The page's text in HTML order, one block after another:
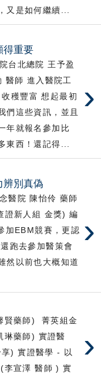
又是如何繼續...
得重要
›
台北總院 王予盈
醫師 進入醫院工
穫豐富 想起最初
們這些資訊，並且
年就報名參加比
東西！還記得...
辨別真偽
›
醫院 陳怡伶 藥師
證新人組 金獎) 編
加EBM競賽，更認
跑去參加醫策會
然以前也大概知道
›
賢藥師) 菁英組金
琳藥師) 實證醫
) 實證醫學 - 以
李宣澤 醫師 ) 實